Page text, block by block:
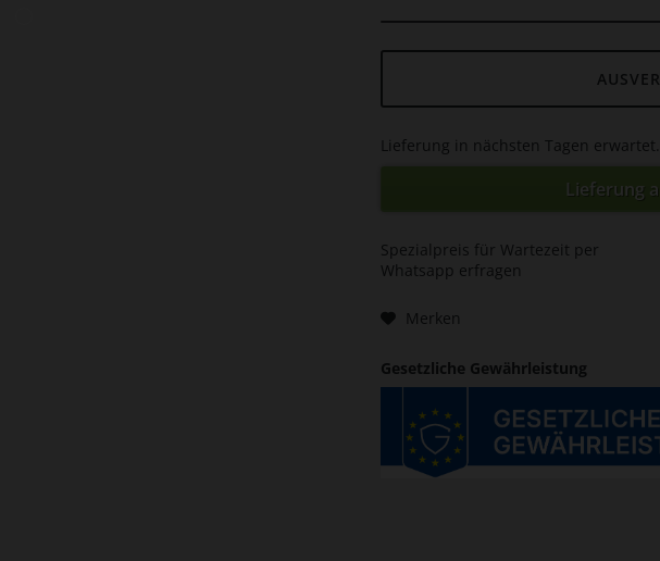
Lieferung in nächsten Tagen
Lieferung
Spezialpreis für Wartezeit per
Whatsapp erfragen
Merken
Gesetzliche Gewährleistung